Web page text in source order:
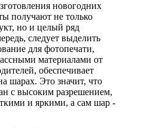
новогодних
получают не только
но и целый ряд
следует выделить
для фотопечати,
материалами от
обеспечивает
шарах. Это значит, что
с высоким разрешением,
и яркими, а сам шар -